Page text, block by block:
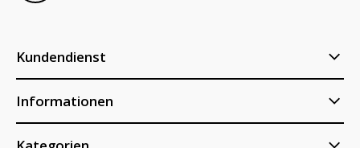
Kundendienst
Informationen